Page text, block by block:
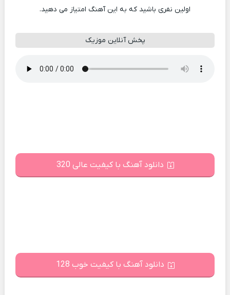
اولین نفری باشید که به این آهنگ امتیاز می دهید.
پخش آنلاین موزیک
دانلود آهنگ با کیفیت عالی 320
دانلود آهنگ با کیفیت خوب 128